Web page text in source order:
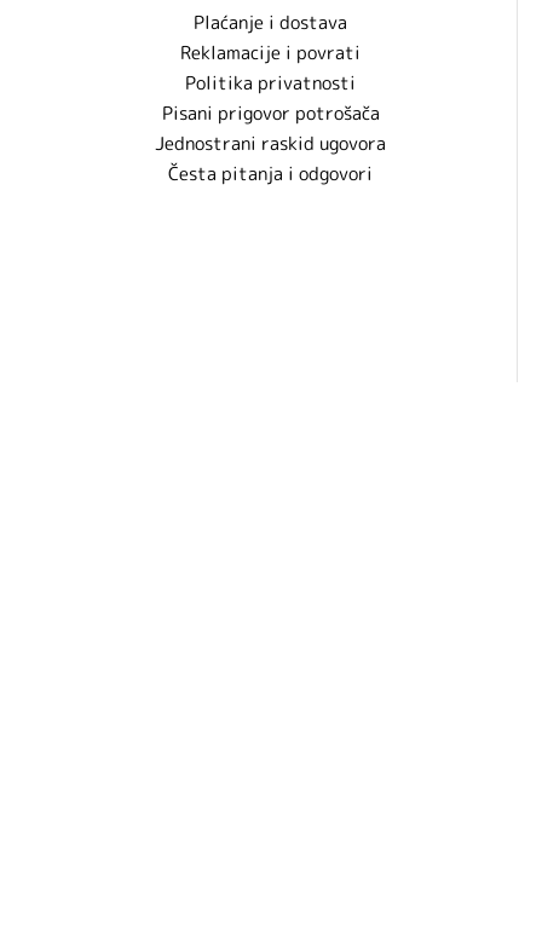
Plaćanje i dostava
Reklamacije i povrati
Politika privatnosti
Pisani prigovor potrošača
Jednostrani raskid ugovora
Česta pitanja i odgovori